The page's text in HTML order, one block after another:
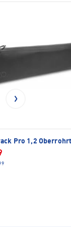
Pro 1,2